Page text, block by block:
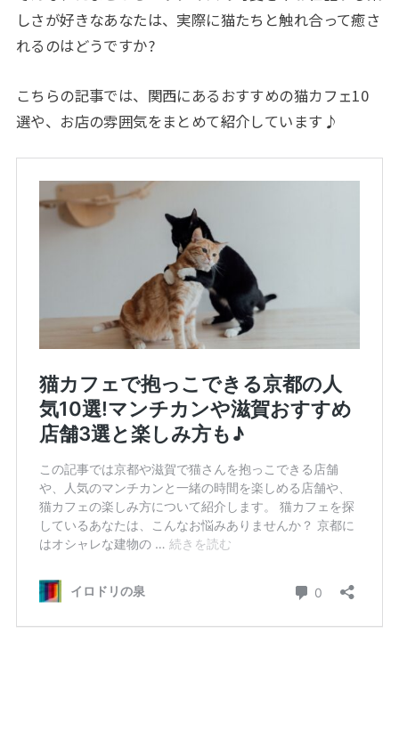
しさが好きなあなたは、実際に猫たちと触れ合って癒さ
れるのはどうですか?
こちらの記事では、関西にあるおすすめの猫カフェ10
選や、お店の雰囲気をまとめて紹介しています♪